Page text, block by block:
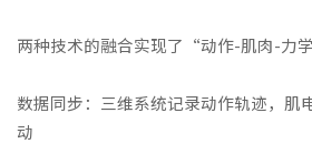
两种技术的融合实现了“动作-肌肉-力
数据同步：三维系统记录动作轨迹，肌
动